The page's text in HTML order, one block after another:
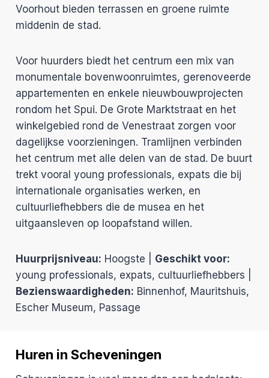
Voorhout bieden terrassen en groene ruimte
middenin de stad.
Voor huurders biedt het centrum een mix van
monumentale bovenwoonruimtes, gerenoveerde
appartementen en enkele nieuwbouwprojecten
rondom het Spui. De Grote Marktstraat en het
winkelgebied rond de Venestraat zorgen voor
dagelijkse voorzieningen. Tramlijnen verbinden
het centrum met alle delen van de stad. De buurt
trekt vooral young professionals, expats die bij
internationale organisaties werken, en
cultuurliefhebbers die de musea en het
uitgaansleven op loopafstand willen.
Huurprijsniveau: Hoogste | Geschikt voor:
young professionals, expats, cultuurliefhebbers |
Bezienswaardigheden: Binnenhof, Mauritshuis,
Escher Museum, Passage
Huren in Scheveningen